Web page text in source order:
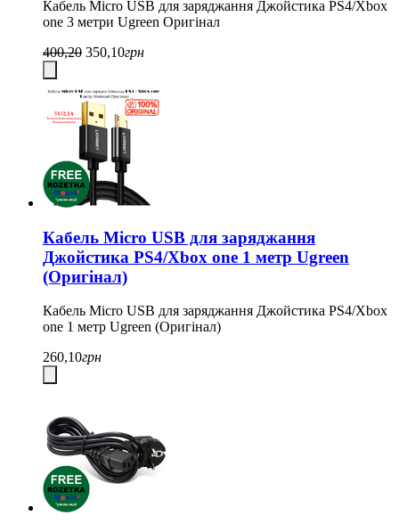
Кабель Micro USB для заряджання Джойстика PS4/Xbox
one 3 метри Ugreen Оригінал
400,20 350,10грн
Кабель Micro USB для заряджання
Джойстика PS4/Xbox one 1 метр Ugreen
(Оригінал)
Кабель Micro USB для заряджання Джойстика PS4/Xbox
one 1 метр Ugreen (Оригінал)
260,10грн